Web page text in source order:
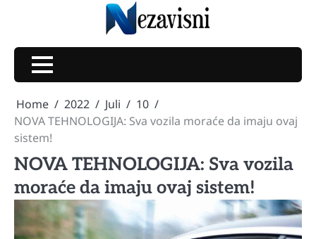
Home 2022 Juli
10
NOVA TEHNOLOGIJA: Sva vozila moraće da imaju ovaj
sistem!
NOVA TEHNOLOGIJA: Sva vozila
moraće da imaju ovaj sistem!